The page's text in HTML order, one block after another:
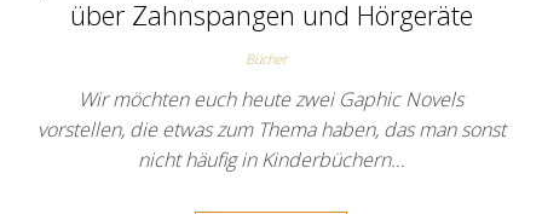
über Zahnspangen und Hörgeräte
Bücher
Wir möchten euch heute zwei Gaphic Novels
vorstellen, die etwas zum Thema haben, das man sonst
nicht häufig in Kinderbüchern…